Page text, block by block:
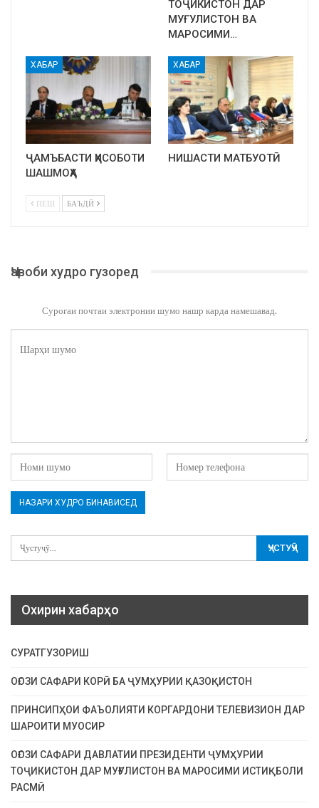
ТОҶИКИСТОН ДАР
МУҒУЛИСТОН ВА
МАРОСИМИ…
ХАБАР
ҶАМЪБАСТИ ҲИСОБОТИ
ШАШМОҲА
ХАБАР
НИШАСТИ МАТБУОТӢ
ПЕШ БАЪДӢ
Ҷавоби худро гузоред
Суроғаи почтаи электронии шумо нашр карда намешавад.
Охирин хабарҳо
СУРАТГУЗОРИШ
ОҒОЗИ САФАРИ КОРӢ БА ҶУМҲУРИИ ҚАЗОҚИСТОН
ПРИНСИПҲОИ ФАЪОЛИЯТИ КОРГАРДОНИ ТЕЛЕВИЗИОН ДАР
ШАРОИТИ МУОСИР
ОҒОЗИ САФАРИ ДАВЛАТИИ ПРЕЗИДЕНТИ ҶУМҲУРИИ
ТОҶИКИСТОН ДАР МУҒУЛИСТОН ВА МАРОСИМИ ИСТИҚБОЛИ
РАСМӢ